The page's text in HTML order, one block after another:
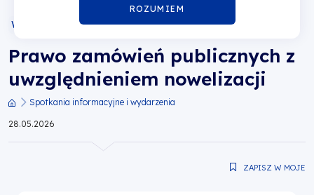
ROZUMIEM
Europejskie
dla
Wielkopolski
WEBINARIUM ONLINE
Prawo zamówień publicznych z
uwzględnieniem nowelizacji
Ścieżka
Spotkania informacyjne i wydarzenia
28.05.2026
ZAPISZ W MOJE